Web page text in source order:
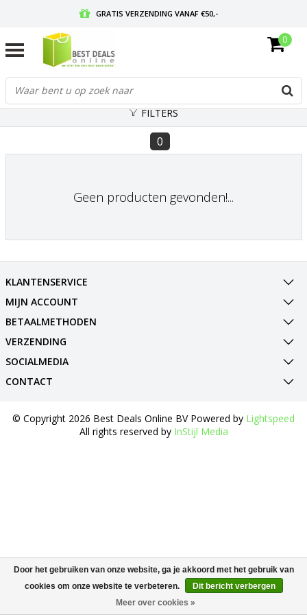
GRATIS VERZENDING VANAF €50,-
GRATIS RETOURNEREN EN 30 DAGEN BEDENKTIJD
0
FILTERS
0
Geen producten gevonden!...
KLANTENSERVICE
MIJN ACCOUNT
BETAALMETHODEN
VERZENDING
SOCIALMEDIA
CONTACT
© Copyright 2026 Best Deals Online BV Powered by Lightspeed
All rights reserved by InStijl Media
Door het gebruiken van onze website, ga je akkoord met het gebruik van
cookies om onze website te verbeteren.
Dit bericht verbergen
Meer over cookies »